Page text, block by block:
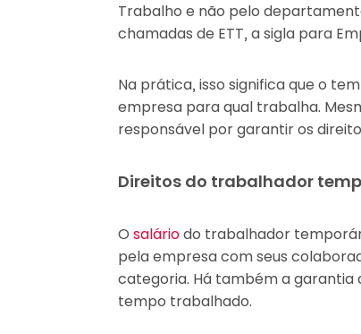
Trabalho e não pelo
chamadas de ETT, a sigla para
Na prática, isso significa que o
empresa para qual trabalha.
responsável por garantir os
Direitos do trabalhador
O saláriodo trabalhador
pela empresa com seus
categoria. Há também a
tempo trabalhado.